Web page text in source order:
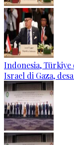
Indonesia, Türkiye
Israel di Gaza,